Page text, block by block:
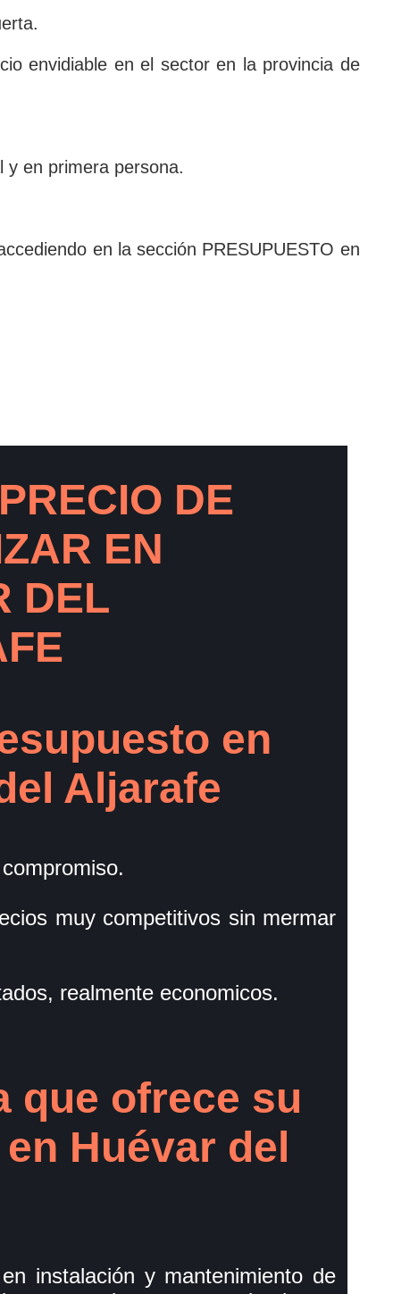
envidiable en el sector en la provincia de
y en primera persona.
en la sección PRESUPUESTO en
DE
EN
DEL
en
Aljarafe
muy competitivos sin mermar
realmente economicos.
que ofrece su
Huévar del
instalación y mantenimiento de